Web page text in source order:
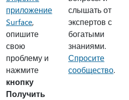
приложение
Surface,
опишите
свою
проблему и
нажмите
кнопку
Получить
слышать от
экспертов с
богатыми
знаниями.
Спросите
сообщество.